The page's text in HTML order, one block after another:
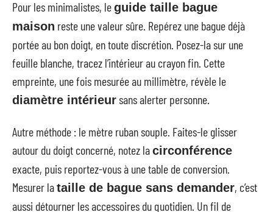
Pour les minimalistes, leguide taille bague
maison reste une valeur sûre. Repérez une bague déjà
portée au bon doigt, en toute discrétion. Posez-la sur une
feuille blanche, tracez l’intérieur au crayon fin. Cette
empreinte, une fois mesurée au millimètre, révèle le
diamètre intérieursans alerter personne.
Autre méthode : le mètre ruban souple. Faites-le glisser
autour du doigt concerné, notez lacirconférence
exacte, puis reportez-vous à une table de conversion.
Mesurer lataille de bague sans demander, c’est
aussi détourner les accessoires du quotidien. Un fil de